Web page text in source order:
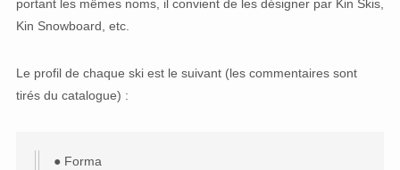
portant les mêmes noms, il convient de les désigner par Kin Skis,
Kin Snowboard, etc.
Le profil de chaque ski est le suivant (les commentaires sont
tirés du catalogue) :
● Forma